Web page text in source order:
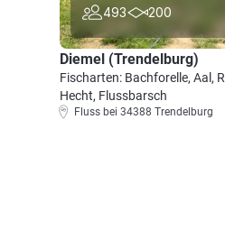
493 200
Diemel (Trendelburg)
Fischarten: Bachforelle, Aal,
Hecht, Flussbarsch
Fluss bei 34388 Trendelburg